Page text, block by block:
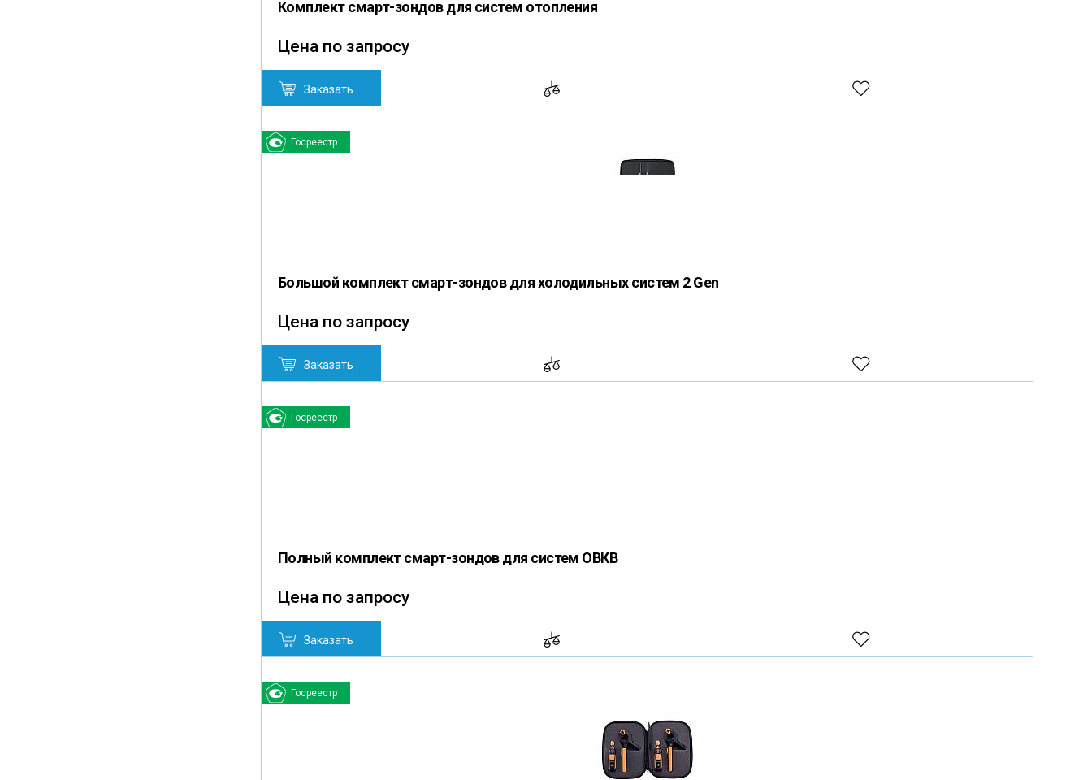
Комплект смарт-зондов для систем отопления
Цена по запросу
Заказать
Госреестр
Большой комплект смарт-зондов для холодильных систем 2 Gen
Цена по запросу
Заказать
Госреестр
Полный комплект смарт-зондов для систем ОВКВ
Цена по запросу
Заказать
Госреестр